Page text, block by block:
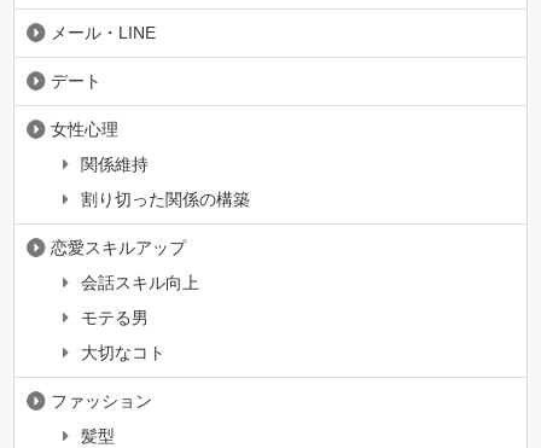
メール・LINE
デート
女性心理
関係維持
割り切った関係の構築
恋愛スキルアップ
会話スキル向上
モテる男
大切なコト
ファッション
髪型